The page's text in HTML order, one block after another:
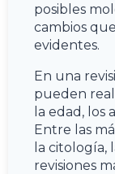
posibles
cambios
evidentes.
En una
pueden
la edad, los
Entre las
la citología,
revisiones